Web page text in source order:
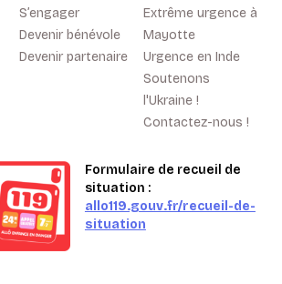
S’engager
Devenir bénévole
Devenir partenaire
Extrême urgence à
Mayotte
Urgence en Inde
Soutenons
l'Ukraine !
Contactez-nous !
Formulaire de recueil de
situation :
allo119.gouv.fr/recueil-de-
situation